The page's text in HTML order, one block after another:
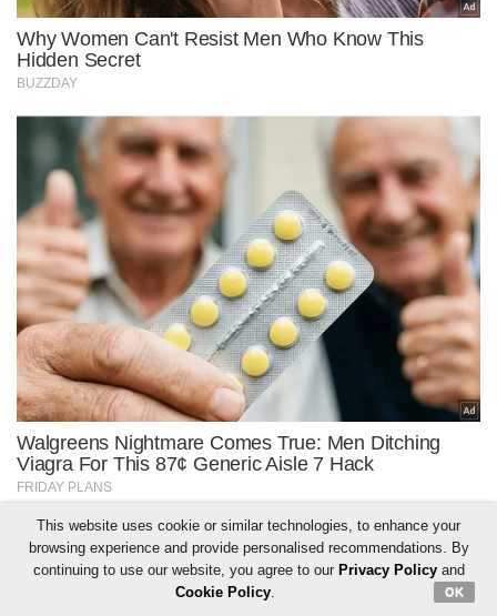
This website uses cookie or similar technologies, to enhance your
browsing experience and provide personalised recommendations. By
continuing to use our website, you agree to our Privacy Policyand
Cookie Policy. OK